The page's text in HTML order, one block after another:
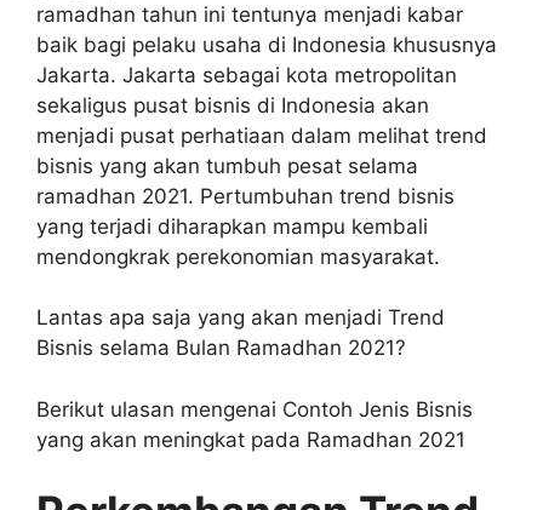
ramadhan tahun ini tentunya menjadi kabar
baik bagi pelaku usaha di Indonesia khususnya
Jakarta. Jakarta sebagai kota metropolitan
sekaligus pusat bisnis di Indonesia akan
menjadi pusat perhatiaan dalam melihat trend
bisnis yang akan tumbuh pesat selama
ramadhan 2021. Pertumbuhan trend bisnis
yang terjadi diharapkan mampu kembali
mendongkrak perekonomian masyarakat.
Lantas apa saja yang akan menjadi Trend
Bisnis selama Bulan Ramadhan 2021?
Berikut ulasan mengenai Contoh Jenis Bisnis
yang akan meningkat pada Ramadhan 2021